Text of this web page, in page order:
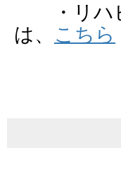
・リハビ
は、 こちら